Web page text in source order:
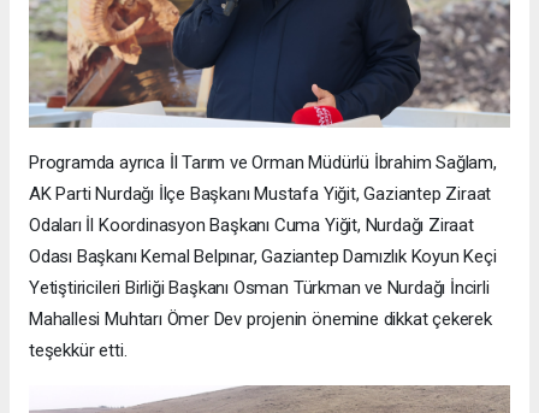
Programda ayrıca İl Tarım ve Orman Müdürlü İbrahim Sağlam,
AK Parti Nurdağı İlçe Başkanı Mustafa Yiğit, Gaziantep Ziraat
Odaları İl Koordinasyon Başkanı Cuma Yiğit, Nurdağı Ziraat
Odası Başkanı Kemal Belpınar, Gaziantep Damızlık Koyun Keçi
Yetiştiricileri Birliği Başkanı Osman Türkman ve Nurdağı İncirli
Mahallesi Muhtarı Ömer Dev projenin önemine dikkat çekerek
teşekkür etti.